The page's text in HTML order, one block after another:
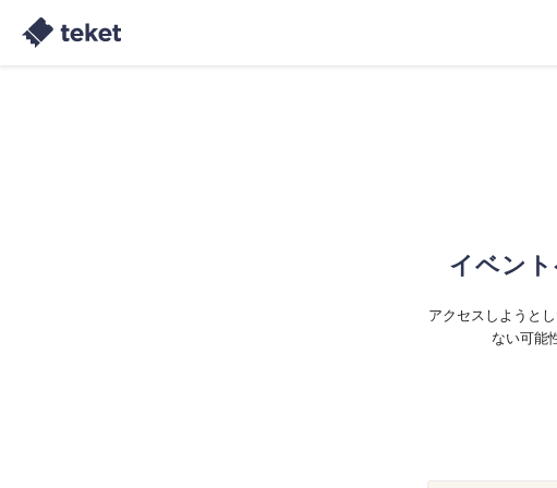
イベン
アクセスしようと
ない可能